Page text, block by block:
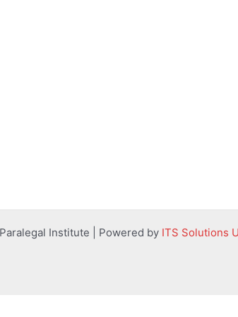
Institute | Powered by ITS Solutions